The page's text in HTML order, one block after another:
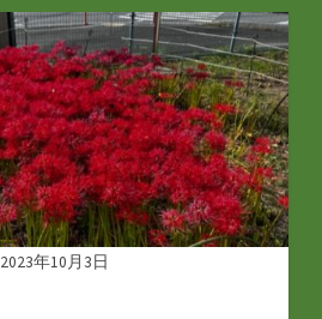
2023年10月3日